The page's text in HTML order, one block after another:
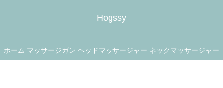
Hogssy
ホーム マッサージガン ヘッドマッサージャー ネックマッサージャー